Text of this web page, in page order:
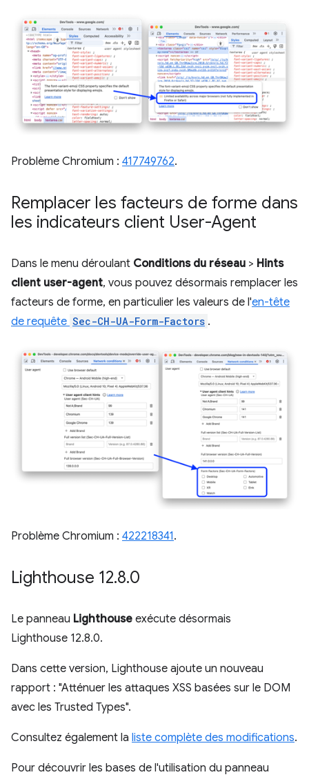
Problème Chromium : 417749762.
Remplacer les facteurs de forme dans
les indicateurs client User-Agent
Dans le menu déroulant Conditions du réseau > Hints
client user-agent, vous pouvez désormais remplacer les
facteurs de forme, en particulier les valeurs de l'en-tête
de requête Sec-CH-UA-Form-Factors .
Problème Chromium : 422218341.
Lighthouse 12.8.0
Le panneau Lighthouse exécute désormais
Lighthouse 12.8.0.
Dans cette version, Lighthouse ajoute un nouveau
rapport : "Atténuer les attaques XSS basées sur le DOM
avec les Trusted Types".
Consultez également la liste complète des modifications.
Pour découvrir les bases de l'utilisation du panneau